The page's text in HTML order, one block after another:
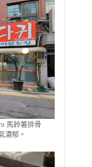
馬鈴薯排骨
濃郁。